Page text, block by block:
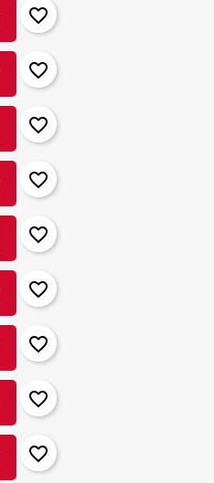
favorite_border
favorite_border
favorite_border
favorite_border
favorite_border
favorite_border
favorite_border
favorite_border
favorite_border